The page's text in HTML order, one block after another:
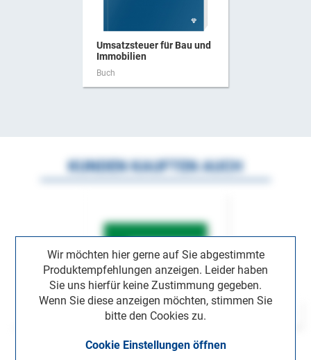
Umsatzsteuer für Bau und
Immobilien
Buch
Wir möchten hier gerne auf Sie abgestimmte
Produktempfehlungen anzeigen. Leider haben
Sie uns hierfür keine Zustimmung gegeben.
Wenn Sie diese anzeigen möchten, stimmen Sie
bitte den Cookies zu.
Cookie Einstellungen öffnen
KUNDEN KAUFTEN AUCH